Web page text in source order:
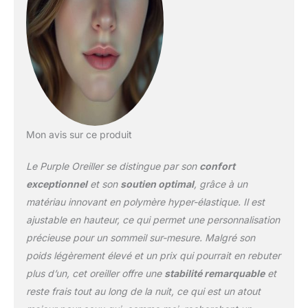
conçue pour s'adapter à
l'oreiller afin que vous
puissiez dormir
confortablement.
Dormez au frais : avec
des centaines de canaux
en plein air pour une
Ultra durable : la grille
Purple est ultra durable,
garde sa forme nuit
après nuit, et est prête à
affronter toutes les
siestes qui se
présenteront. Livré avec
une garantie de 1 an.
Dimensions de l'oreiller :
Mon avis sur ce produit
Le Purple Oreiller se distingue par son confort
exceptionnelet son soutien optimal, grâce à un
matériau innovant en polymère hyper-élastique. Il est
ajustable en hauteur, ce qui permet une personnalisation
précieuse pour un sommeil sur-mesure. Malgré son
poids légèrement élevé et un prix qui pourrait en rebuter
plus d’un, cet oreiller offre une stabilité remarquableet
reste frais tout au long de la nuit, ce qui est un atout